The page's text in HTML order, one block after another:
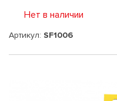
Нет в наличии
Артикул: SF1006